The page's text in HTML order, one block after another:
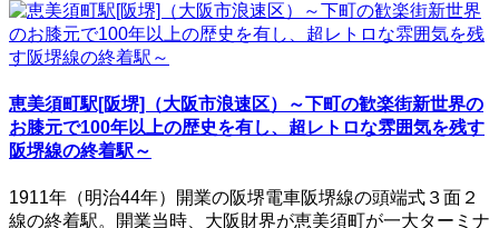
恵美須町駅[阪堺]（大阪市浪速区）～下町の歓楽街新世界の
お膝元で100年以上の歴史を有し、超レトロな雰囲気を残す
阪堺線の終着駅～
1911年（明治44年）開業の阪堺電車阪堺線の頭端式３面２
線の終着駅。開業当時、大阪財界が恵美須町が一大ターミナ